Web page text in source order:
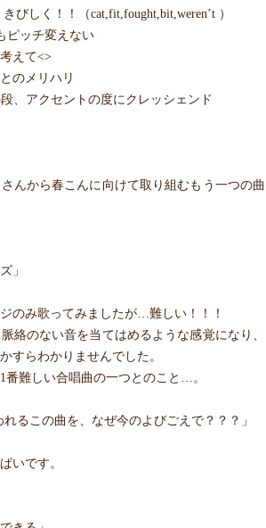
びしく！！（cat,fit,fought,bit,weren’t ）
ピッチ変えない
えて<>
のメリハリ
段、アクセントの度にクレッシェンド
んから春こんに向けて取り組むもう一つの曲
」
のみ歌ってみましたが…難しい！！！
絡のない音を当てはめるような感覚になり、
すらわかりませんでした。
番難しい合唱曲の一つとのこと…。
れるこの曲を、なぜ今のよびごえで？？？」
いです。